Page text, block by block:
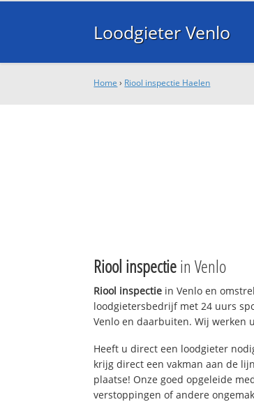
Loodgieter Venlo
Home › Riool inspectie Haelen
Riool inspectiein Venlo
Riool inspectie in Venlo en
loodgietersbedrijf met 24 uurs
Venlo en daarbuiten. Wij werken
Heeft u direct een loodgieter
krijg direct een vakman aan de
plaatse! Onze goed opgeleide
verstoppingen of andere